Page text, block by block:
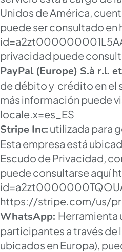
Unidos de América,
puede ser consultado en
privacidad puede
PayPal (Europe) S.à r.l.
de débito y crédito en el
más información puede
locale.x=es_ES
Stripe Inc: utilizada para
Esta empresa está
Escudo de Privacidad,
puede consultarse aquí
https://stripe.com/us/
WhatsApp: Herramienta
participantes a través de
ubicados en Europa),